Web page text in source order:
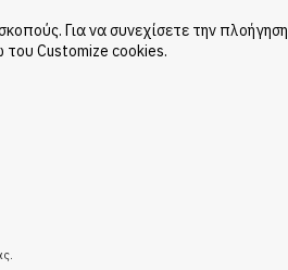
Για να συνεχίσετε την πλοήγηση
του Customize cookies.